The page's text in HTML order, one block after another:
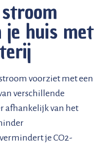
je huis met
voorziet met een
verschillende
afhankelijk van het
je CO2-